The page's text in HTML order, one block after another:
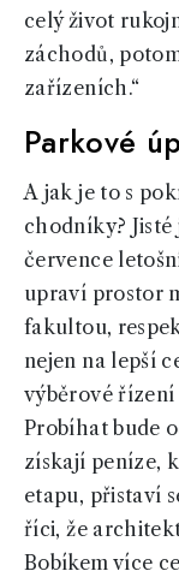
celý život
záchodů,
zařízeních.“
Parkové
A jak je to s
chodníky?
července
upraví prostor
fakultou,
nejen na lepší
výběrové
Probíhat bude
získají peníze,
etapu, přistaví
říci, že
Bobíkem více